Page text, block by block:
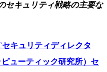
セキュリティ戦略の主要な
キュリティディレクタ
ューティック研究所）セ